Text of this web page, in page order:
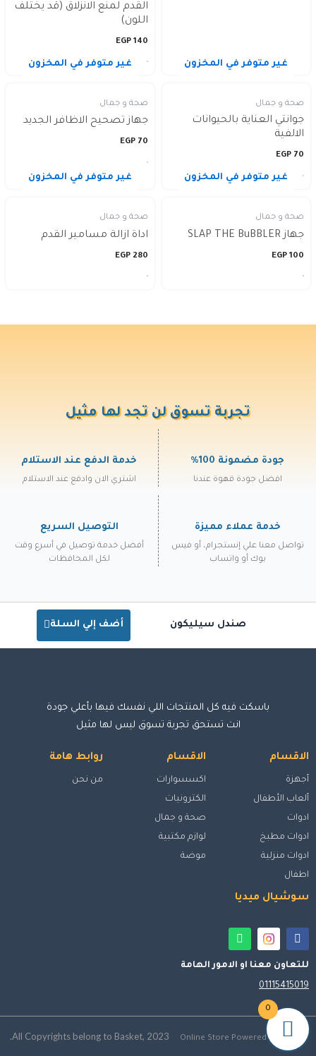
القدم لمنع الانزلاق (قد يختلف
اللون)
140
EGP
غير متوفر في المخزون
صحة و جمال
جوانتي العناية بالحيوانات
الالفية
70
EGP
غير متوفر في المخزون
صحة و جمال
جهاز تصحيح الاظافر الجديد
70
EGP
غير متوفر في المخزون
صحة و جمال
جهاز SLAP THE BuBBLER
100
EGP
غير متوفر في المخزون
صحة و جمال
اداة ازالة مسامير القدم
280
EGP
تجربة تسوق لن تجد لها مثيل
جودة مضمونة 100%
افضل جودة قهوة عندنا
خدمة الدفع عند الاستلام
اشتري الان وادفع عند الاستلام
خدمة عملاء مميزة
تواصل معنا علي إنستجرام، أو فيس
بوك أو واتساب
التوصيل السريع
أفضل خدمة توصيل في أسرع وقت
لكل المحافظات
صندل سيليكون أضف إلي السلة
باسكت فيه كل المنتجات اللي نفسك فيها بأعلي جودة
انت تستحق تجربة تسوق ليس لها مثيل
الاقسام
أجهزة
ألعاب الأطفال
ادوات
ادوات مطبخ
ادوات منزلية
اطفال
الاقسام
اكسسوارات
الكترونيات
صحة و جمال
لوازم مكتبية
موضة
روابط هامة
من نحن
سوشيال ميديا
للتعاون معنا او الامور الهامة
01115415019
Online Store Powered by ebaskt
All Copyrights belong to Basket, 2023.
0